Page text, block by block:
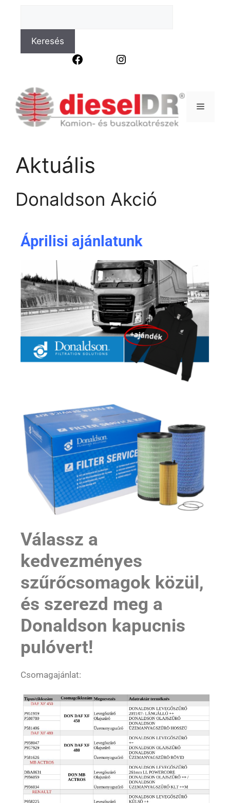
Keresés
Aktuális
Donaldson Akció
Áprilisi ajánlatunk
Válassz a
kedvezményes
szűrőcsomagok közül,
és szerezd meg a
Donaldson kapucnis
pulóvert!
Csomagajánlat: